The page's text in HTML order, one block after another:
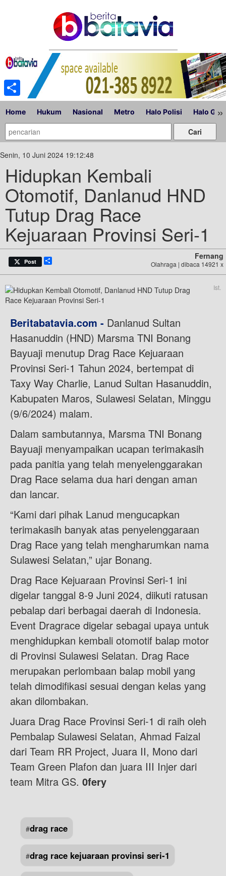
Home Hukum Nasional Metro Halo Polisi Halo »
Senin, 10 Juni 2024 19:12:48
Hidupkan Kembali
Otomotif, Danlanud HND
Tutup Drag Race
Kejuaraan Provinsi Seri-1
Post
Fernang
Olahraga | dibaca 14921 x
Ist.
Beritabatavia.com - Danlanud Sultan
Hasanuddin (HND) Marsma TNI Bonang
Bayuaji menutup Drag Race Kejuaraan
Provinsi Seri-1 Tahun 2024, bertempat di
Taxy Way Charlie, Lanud Sultan Hasanuddin,
Kabupaten Maros, Sulawesi Selatan, Minggu
(9/6/2024) malam.
Dalam sambutannya, Marsma TNI Bonang
Bayuaji menyampaikan ucapan terimakasih
pada panitia yang telah menyelenggarakan
Drag Race selama dua hari dengan aman
dan lancar.
“Kami dari pihak Lanud mengucapkan
terimakasih banyak atas penyelenggaraan
Drag Race yang telah mengharumkan nama
Sulawesi Selatan,” ujar Bonang.
Drag Race Kejuaraan Provinsi Seri-1 ini
digelar tanggal 8-9 Juni 2024, diikuti ratusan
pebalap dari berbagai daerah di Indonesia.
Event Dragrace digelar sebagai upaya untuk
menghidupkan kembali otomotif balap motor
di Provinsi Sulawesi Selatan. Drag Race
merupakan perlombaan balap mobil yang
telah dimodifikasi sesuai dengan kelas yang
akan dilombakan.
Juara Drag Race Provinsi Seri-1 di raih oleh
Pembalap Sulawesi Selatan, Ahmad Faizal
dari Team RR Project, Juara II, Mono dari
Team Green Plafon dan juara III Injer dari
team Mitra GS. 0fery
Share
#drag race
#drag race kejuaraan provinsi seri-1